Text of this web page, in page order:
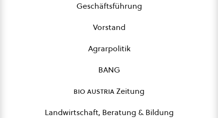
Geschäftsführung
Vorstand
Agrarpolitik
BANG
bio austriaZeitung
Landwirtschaft, Beratung & Bildung